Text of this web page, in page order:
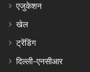
एजुकेशन
खेल
ट्रेंडिंग
दिल्ली-एनसीआर